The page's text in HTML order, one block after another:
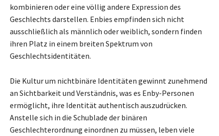
kombinieren oder eine völlig andere Expression des
Geschlechts darstellen. Enbies empfinden sich nicht
ausschließlich als männlich oder weiblich, sondern finden
ihren Platz in einem breiten Spektrum von
Geschlechtsidentitäten.
Die Kultur um nichtbinäre Identitäten gewinnt zunehmend
an Sichtbarkeit und Verständnis, was es Enby-Personen
ermöglicht, ihre Identität authentisch auszudrücken.
Anstelle sich in die Schublade der binären
Geschlechterordnung einordnen zu müssen, leben viele